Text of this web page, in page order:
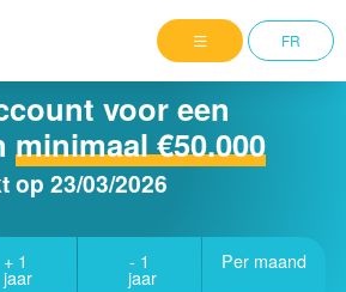
FR
voor een
minimaal €50.000
op 23/03/2026
+ 1
jaar
- 1
jaar
Per maand